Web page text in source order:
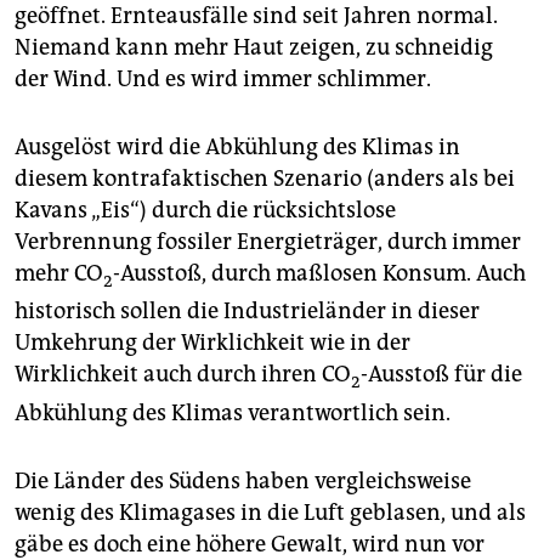
geöffnet. Ernteausfälle sind seit Jahren normal.
Niemand kann mehr Haut zeigen, zu schneidig
der Wind. Und es wird immer schlimmer.
Ausgelöst wird die Abkühlung des Klimas in
diesem kontrafaktischen Szenario (anders als bei
Kavans „Eis“) durch die rücksichtslose
Verbrennung fossiler Energieträger, durch immer
mehr CO2-Ausstoß, durch maßlosen Konsum. Auch
historisch sollen die Industrieländer in dieser
Umkehrung der Wirklichkeit wie in der
Wirklichkeit auch durch ihren CO2-Ausstoß für die
Abkühlung des Klimas verantwortlich sein.
Die Länder des Südens haben vergleichsweise
wenig des Klimagases in die Luft geblasen, und als
gäbe es doch eine höhere Gewalt, wird nun vor